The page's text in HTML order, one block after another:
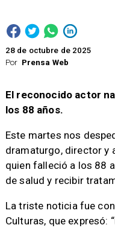
Por Prensa Web
28 de octubre de 2025
El reconocido actor
los 88 años.
Este martes nos
dramaturgo, director y
quien falleció a los 88
de salud y recibir
La triste noticia fue
Culturas, que expresó: